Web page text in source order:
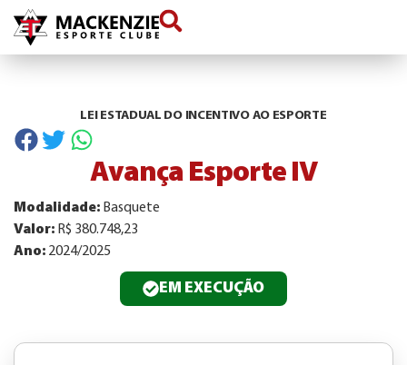
conteúdo
LEI ESTADUAL DO INCENTIVO AO ESPORTE
Avança Esporte IV
Modalidade: Basquete
Valor: R$ 380.748,23
Ano: 2024/2025
EM EXECUÇÃO